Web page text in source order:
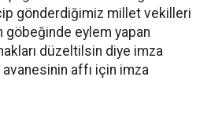
gönderdiğimiz millet vekilleri
göbeğinde eylem yapan
düzeltilsin diye imza
affı için imza